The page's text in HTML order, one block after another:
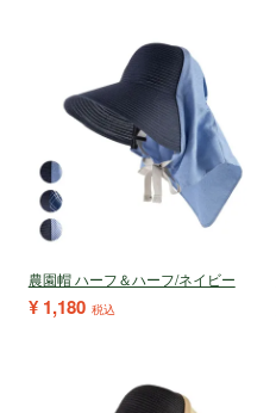
農園帽 ハーフ＆ハーフ/ネイビー
¥ 1,180 税込